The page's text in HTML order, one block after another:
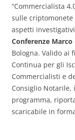
“Commercialista
sulle criptomonete
aspetti
Conferenze Marco
Bologna. Valido ai
Continua per gli
Commercialisti e
Consiglio
programma,
scaricabile in